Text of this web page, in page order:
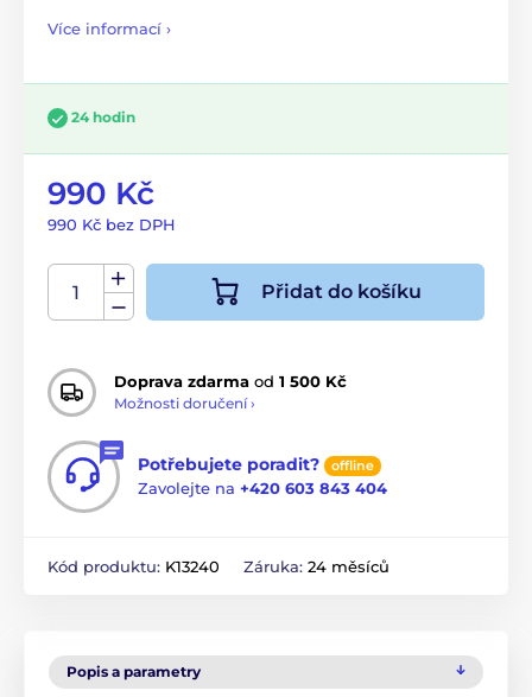
Více informací ›
24 hodin
990 Kč
990 Kč bez DPH
Přidat do košíku
Doprava zdarma od 1 500 Kč
Možnosti doručení ›
Potřebujete poradit? offline
Zavolejte na +420 603 843 404
Kód produktu: K13240 Záruka: 24 měsíců
Popis a parametry